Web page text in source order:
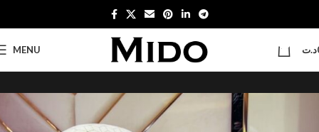
MENU د.ت